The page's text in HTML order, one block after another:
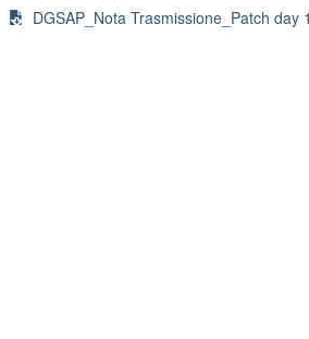
DGSAP_Nota Trasmissione_Patch